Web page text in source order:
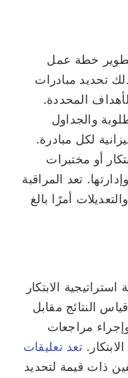
خطة عمل
تحديد مبادرات
المحددة.
والجداول
لكل مبادرة.
أو مختبرات
وإدارتها. تعد المراقبة
أمرًا بالغ
الابتكار
النتائج مقابل
مراجعات
تعد تعليقات
ذات قيمة لتحديد